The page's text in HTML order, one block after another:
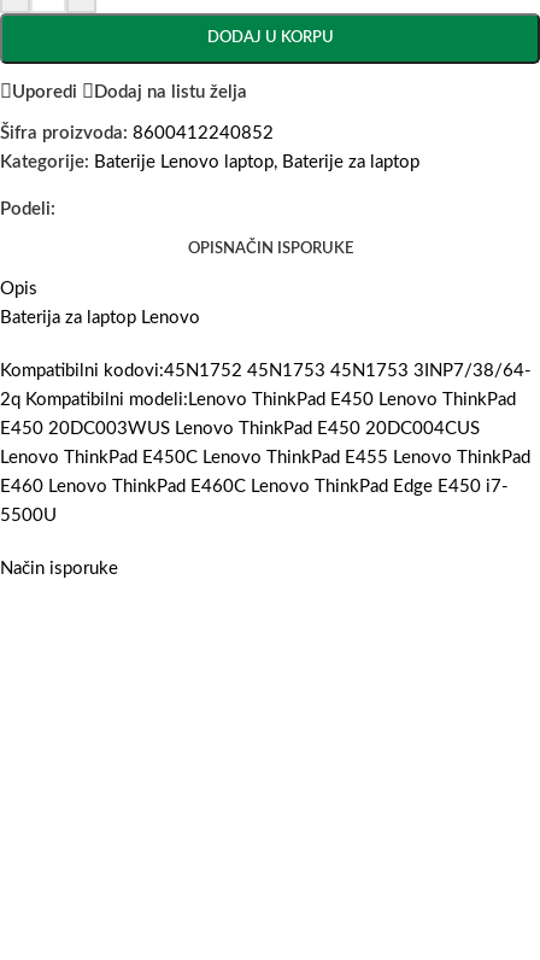
DODAJ U KORPU
Uporedi Dodaj na listu želja
Šifra proizvoda: 8600412240852
Kategorije: Baterije Lenovo laptop, Baterije za laptop
Podeli:
OPISNAČIN ISPORUKE
Opis
Baterija za laptop Lenovo
Kompatibilni kodovi:45N1752 45N1753 45N1753 3INP7/38/64-
2q Kompatibilni modeli:Lenovo ThinkPad E450 Lenovo ThinkPad
E450 20DC003WUS Lenovo ThinkPad E450 20DC004CUS
Lenovo ThinkPad E450C Lenovo ThinkPad E455 Lenovo ThinkPad
E460 Lenovo ThinkPad E460C Lenovo ThinkPad Edge E450 i7-
5500U
Način isporuke